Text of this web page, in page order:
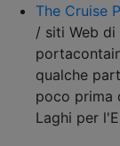
The Cruise
/ siti Web
qualche
poco prima
Laghi per